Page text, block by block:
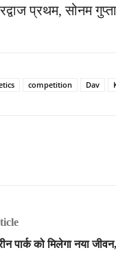
प्रथम, सोनम
competition Dav
पार्क को मिलेगा नया जीवन,